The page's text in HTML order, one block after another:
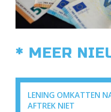
* MEER
LENING OMKATTEN
AFTREK NIET